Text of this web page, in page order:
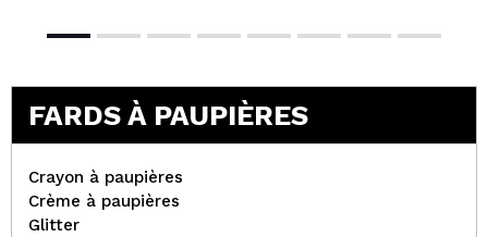
FARDS À PAUPIÈRES
Crayon à paupières
Crème à paupières
Glitter